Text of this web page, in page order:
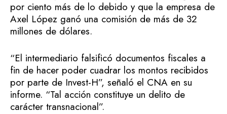
por ciento más de lo debido y que la empresa de
Axel López ganó una comisión de más de 32
millones de dólares.
“El intermediario falsificó documentos fiscales a
fin de hacer poder cuadrar los montos recibidos
por parte de Invest-H”, señaló el CNA en su
informe. “Tal acción constituye un delito de
carácter transnacional”.